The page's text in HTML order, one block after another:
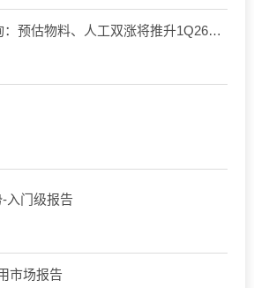
：预估物料、人工双涨将推升1Q26
入门级报告
市场报告